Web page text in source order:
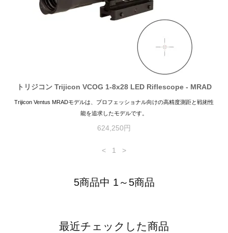
トリジコン Trijicon VCOG 1-8x28 LED Riflescope - MRAD
Trijicon Ventus MRADモデルは、プロフェッショナル向けの高精度測距と戦術性
能を追求したモデルです。
624,250円
< 1 >
5商品中 1～5商品
最近チェックした商品